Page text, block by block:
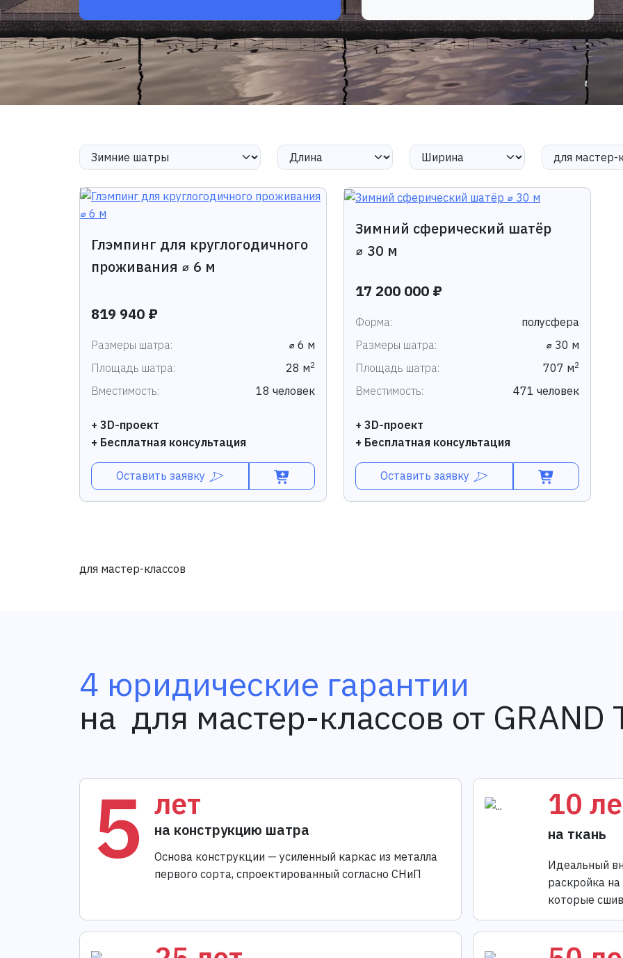
Глэмпинг для круглогодичного
проживания ⌀ 6 м
819 940 ₽
Размеры шатра:
⌀ 6 м
Площадь шатра:
28 м2
Вместимость: 18 человек
+ 3D-проект
+ Бесплатная консультация
Оставить заявку
Зимний сферический шатёр
⌀ 30 м
17 200 000 ₽
Форма:
полусфера
Размеры шатра:
⌀ 30 м
Площадь шатра:
707 м2
Вместимость: 471 человек
+ 3D-проект
+ Бесплатная консультация
Оставить заявку
для мастер-классов
4 юридические гарантии
на для мастер-классов от GRAND
5 лет
на конструкцию шатра
Основа конструкции — усиленный каркас из металла
первого сорта, спроектированный согласно СНиП
10
на ткань
Идеальный
раскройка
которые